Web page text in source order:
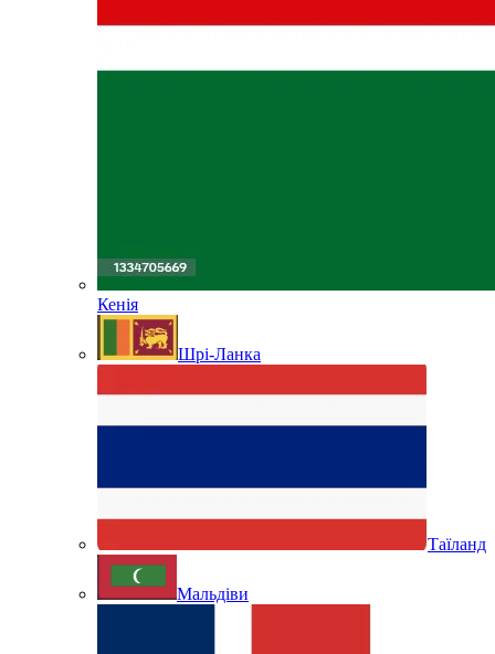
Кенія
Шрі-Ланка
Таїланд
Мальдіви